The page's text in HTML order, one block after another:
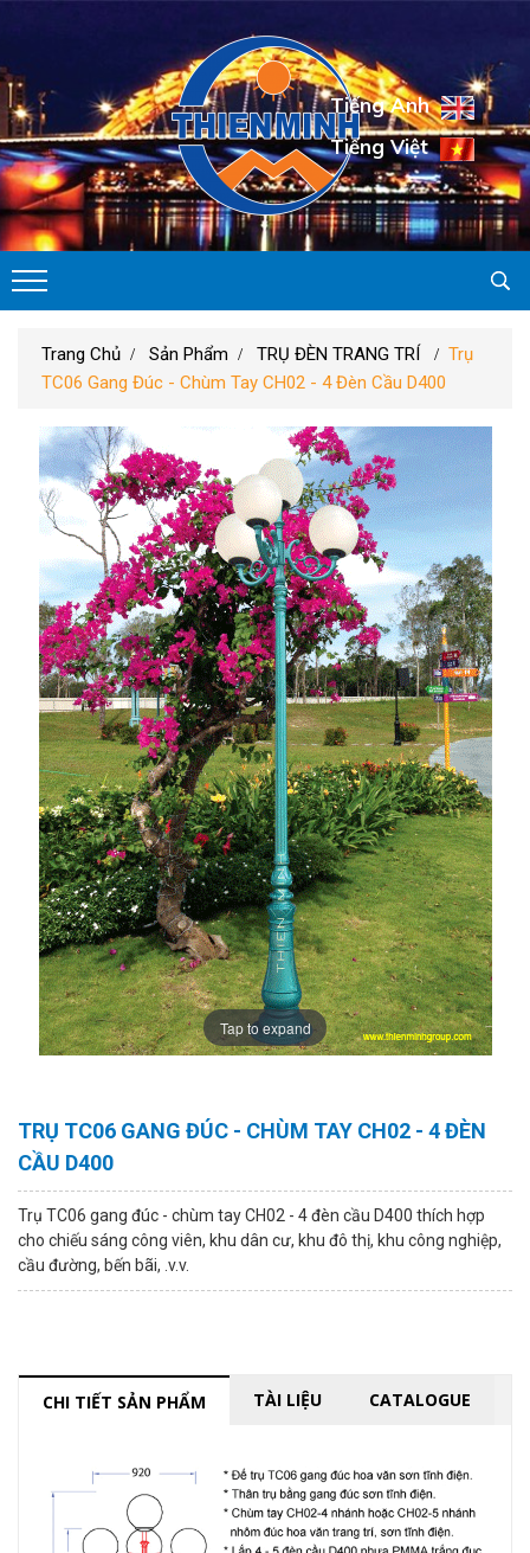
Tiếng Anh
Tiếng Việt
Trang Chủ Sản Phẩm TRỤ ĐÈN TRANG TRÍ
Trụ
TC06 Gang Đúc - Chùm Tay CH02 - 4 Đèn Cầu D400
Tap to expand
TRỤ TC06 GANG ĐÚC - CHÙM TAY CH02 - 4 ĐÈN
CẦU D400
Trụ TC06 gang đúc - chùm tay CH02 - 4 đèn cầu D400 thích hợp
cho chiếu sáng công viên, khu dân cư, khu đô thị, khu công nghiệp,
cầu đường, bến bãi, .v.v.
CHI TIẾT SẢN PHẨM TÀI LIỆU CATALOGUE